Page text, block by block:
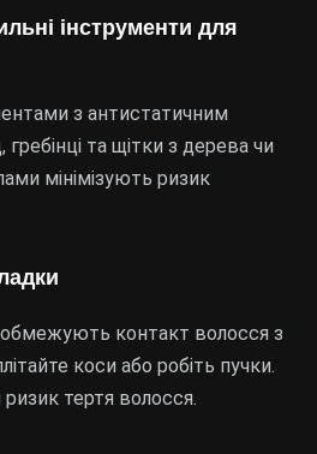
інструменти для
з антистатичним
та щітки з дерева чи
мінімізують ризик
обмежують контакт волосся з
коси або робіть пучки.
тертя волосся.